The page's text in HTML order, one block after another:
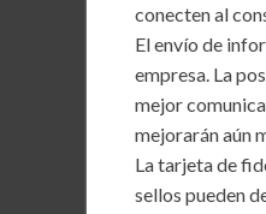
conecten al
El envío de
empresa. La
mejor
mejorarán aún
La tarjeta de
sellos pueden